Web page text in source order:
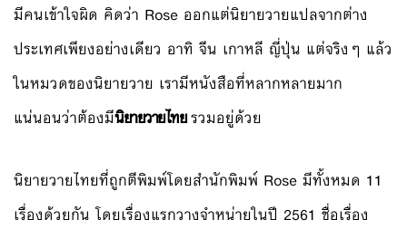
มีคนเข้าใจผิด คิดว่า Rose ออกแต่นิยายวายแปลจากต่าง
ประเทศเพียงอย่างเดียว อาทิ จีน เกาหลี ญี่ปุ่น แต่จริงๆ แล้ว
ในหมวดของนิยายวาย เรามีหนังสือที่หลากหลายมาก
แน่นอนว่าต้องมีนิยายวายไทยรวมอยู่ด้วย
นิยายวายไทยที่ถูกตีพิมพ์โดยสำนักพิมพ์ Rose มีทั้งหมด 11
เรื่องด้วยกัน โดยเรื่องแรกวางจำหน่ายในปี 2561 ชื่อเรื่อง